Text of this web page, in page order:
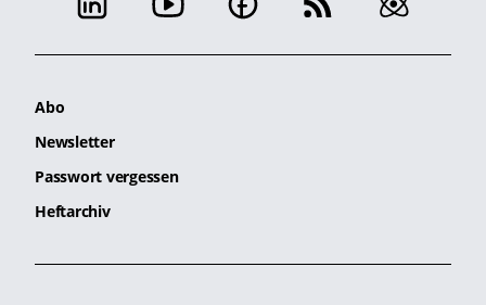
Abo
Newsletter
Passwort vergessen
Heftarchiv